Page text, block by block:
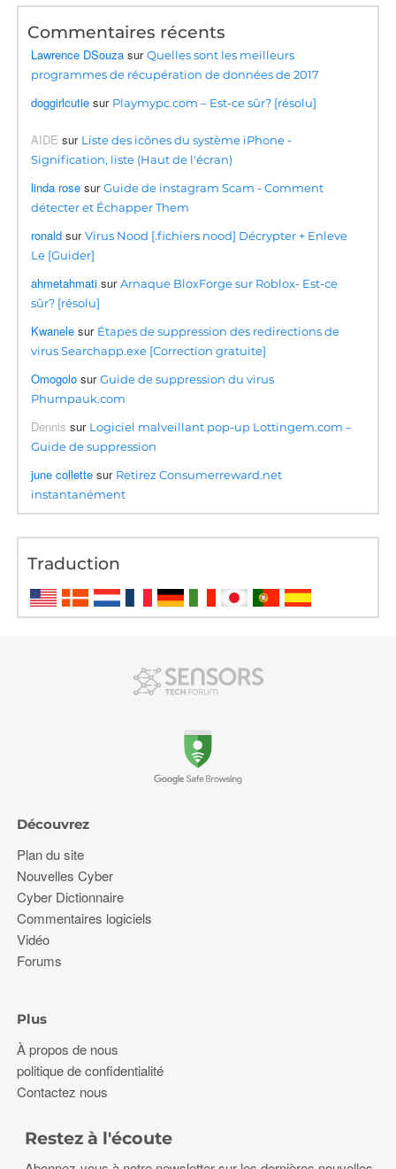
Commentaires récents
Lawrence DSouza surQuelles sont les meilleurs
programmes de récupération de données de 2017
doggirlcutie sur Playmypc.com – Est-ce sûr? [résolu]
AIDE sur Liste des icônes du système iPhone -
Signification, liste (Haut de l'écran)
linda rose surGuide de instagram Scam - Comment
détecter et Échapper Them
ronald surVirus Nood [.fichiers nood] Décrypter + Enleve
Le [Guider]
ahmetahmati surArnaque BloxForge sur Roblox- Est-ce
sûr? [résolu]
Kwanele sur Étapes de suppression des redirections de
virus Searchapp.exe [Correction gratuite]
Omogolo surGuide de suppression du virus
Phumpauk.com
Dennis sur Logiciel malveillant pop-up Lottingem.com –
Guide de suppression
june collette sur Retirez Consumerreward.net
instantanément
Traduction
Découvrez
Plan du site
Nouvelles Cyber
Cyber Dictionnaire
Commentaires logiciels
Vidéo
Forums
Plus
À propos de nous
politique de confidentialité
Contactez nous
Restez à l'écoute